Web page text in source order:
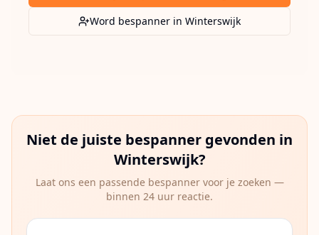
Word bespanner in Winterswijk
Niet de juiste bespanner gevonden in
Winterswijk?
Laat ons een passende bespanner voor je zoeken —
binnen 24 uur reactie.